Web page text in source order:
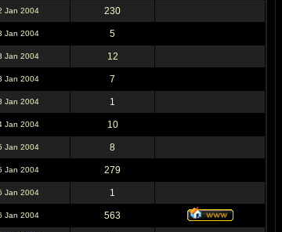
Jan 2004 230
Jan 2004 5
Jan 2004 12
Jan 2004 7
Jan 2004 1
Jan 2004 10
Jan 2004 8
Jan 2004 279
Jan 2004 1
Jan 2004 563